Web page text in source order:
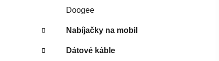
Doogee
Nabíjačky na mobil
Dátové káble